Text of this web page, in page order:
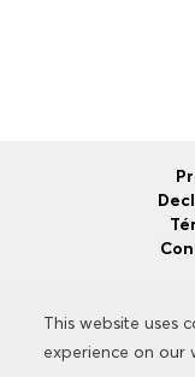
This website uses
experience on our
This website uses
experience on our
© 2026 HUGO